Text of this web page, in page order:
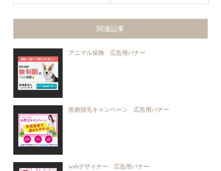
関連記事
アニマル保険 広告用バナー
医療脱毛キャンペーン 広告用バナー
webデザイナー 広告用バナー